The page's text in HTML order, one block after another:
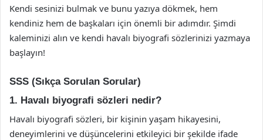
Kendi sesinizi bulmak ve bunu yazıya dökmek, hem
kendiniz hem de başkaları için önemli bir adımdır. Şimdi
kaleminizi alın ve kendi havalı biyografi sözlerinizi yazmaya
başlayın!
SSS (Sıkça Sorulan Sorular)
1. Havalı biyografi sözleri nedir?
Havalı biyografi sözleri, bir kişinin yaşam hikayesini,
deneyimlerini ve düşüncelerini etkileyici bir şekilde ifade